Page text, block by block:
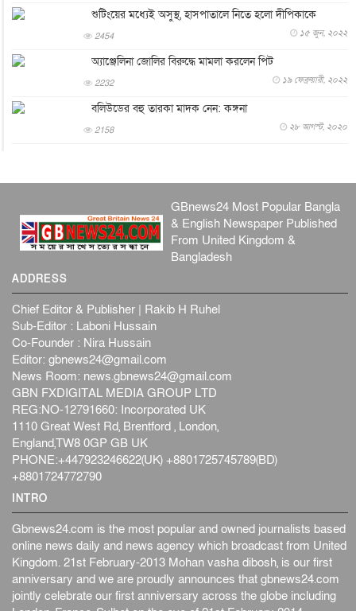
বস্তিতে কেটেছে শৈশব, আজ মুম্বাইয়ে দুই বাড়ির মালিক
বিনোদন ৬ আগস্ট, ২০২৬
যুক্তরাজ্যে বসবাসরত জাতীয়তাবাদী কুলাউড়াবাসীর মত বিনিময়
সভা...
প্রধানমন্ত্রীকে সৌদি আরব সফরের আমন্ত্রণ
জাতীয় ৫ আগস্ট, ২০২৬
জনগণ পরিবর্তন চেয়েছে বলেই জুলাই আন্দোলন সফল :
প্রধানমন্ত্রী
জাতীয় ৫ আগস্ট, ২০২৬
বেনজীর আহমেদের সঙ্গে পরীমনির ঘনিষ্ঠ সম্পর্ক ছিল : নাসির
হরমুজ নিয়ে ইরান-মার্কিন চুক্তি হতে পারে আজ : মার্কিন অর্থমন...
আন্তর্জাতিক
পৃথিবীর দিকে আসছে বিধ্বংসী বস্তু, পারমাণবিক বোমা দিয়ে করা
হব...
আন্তর্জাতিক
কেনিয়ায় ১৫ হাতির রহস্যজনক মৃত্যু, সন্দেহের মুখে কীটনাশকের
ব্...
আন্তর্জাতিক
শুটিংয়ের মধ্যেই অসুস্থ, হাসপাতালে নিতে হলো দীপিকাকে
2454 ১৫ জুন, ২০২২
অ্যাঞ্জেলিনা জোলির বিরুদ্ধে মামলা করলেন পিট
2232 ১৯ ফেব্রুয়ারী, ২০২২
বলিউডের বহু তারকা মাদক নেন: কঙ্গনা
2158 ২৮ আগস্ট, ২০২০
GBnews24 Most Popular Bangla
& English Newspaper Published
From United Kingdom &
Bangladesh
ADDRESS
Chief Editor & Publisher | Rakib H Ruhel
Sub-Editor : Laboni Hussain
Co-Founder : Nira Hussain
Editor: gbnews24@gmail.com
News Room: news.gbnews24@gmail.com
GBN FXDIGITAL MEDIA GROUP LTD
REG:NO-12791660: Incorporated UK
1110 Great West Rd, Brentford , London,
England,TW8 0GP GB UK
PHONE:+447923246622(UK) +8801725745789(BD)
+8801724772790
INTRO
Gbnews24.com is the most popular and owned journalists based
online news daily and news agency which broadcast from United
Kingdom. 21st February-2013 Mohan vasha dibosh, is our first
anniversary and we are proudly announces that gbnews24.com
jointly celebrate our first anniversary across the globe including